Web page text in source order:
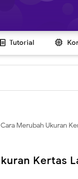
Tutorial 
Cara Merubah Ukuran
Kertas